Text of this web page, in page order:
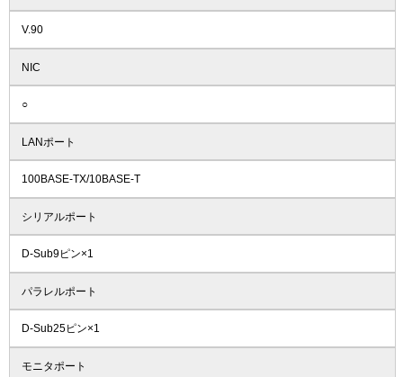
V.90
NIC
○
LANポート
100BASE-TX/10BASE-T
シリアルポート
D-Sub9ピン×1
パラレルポート
D-Sub25ピン×1
モニタポート